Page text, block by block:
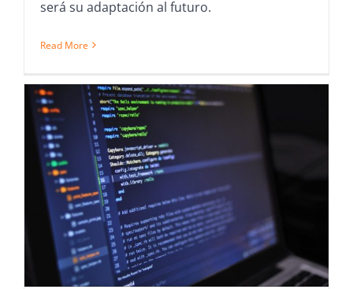
será su adaptación al futuro.
Read More